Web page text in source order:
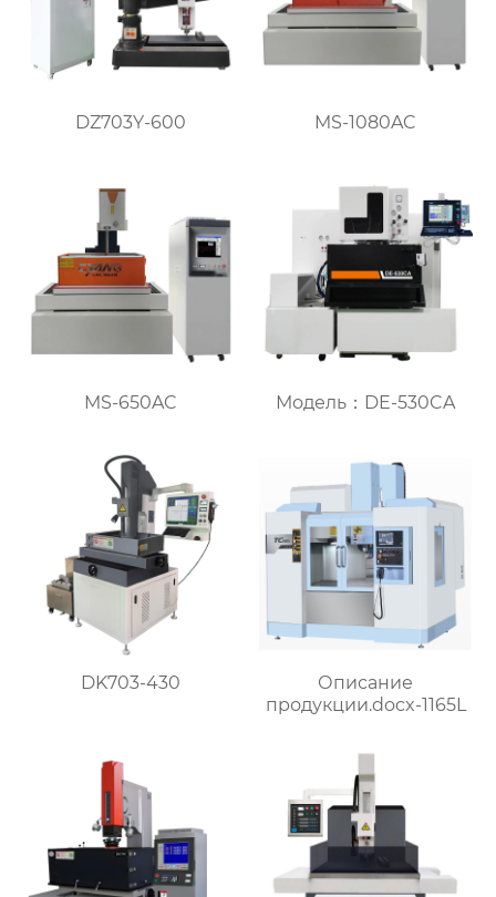
DZ703Y-600 MS-1080AC
MS-650AC Модель：DE-530CA
DK703-430
Описание
продукции.docx-1165L